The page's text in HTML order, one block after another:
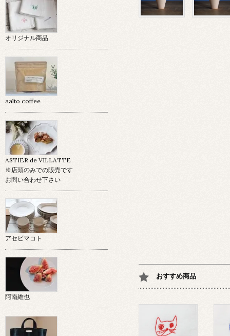
おすすめ商品
オリジナル商品
aalto coffee
ASTIER de VILLATTE
※店頭のみでの販売です
お問い合わせ下さい
アセビマコト
阿南維也